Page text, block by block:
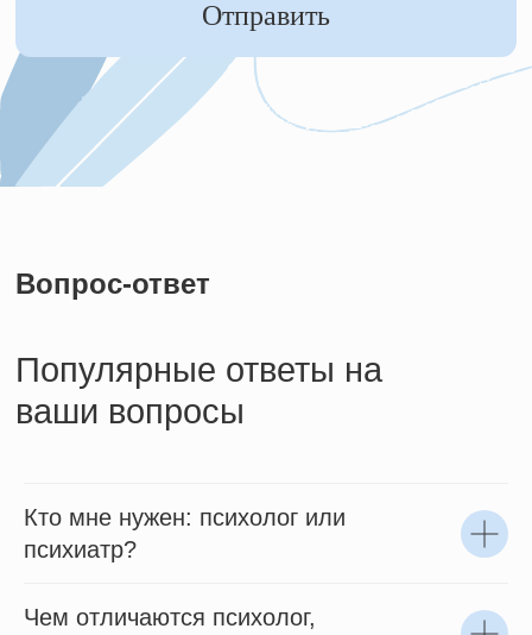
Кто мне нужен: психолог или
психиатр?
Чем отличаются психолог,